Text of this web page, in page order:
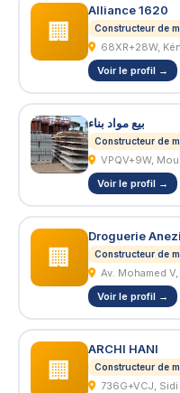
🏢
Alliance 1620
Constructeur de
68XR+28W,
Voir le profil →
بيع مواد بناء
Constructeur de
VPQV+9W,
Voir le profil →
🏢
Droguerie Anezi
Constructeur de
Av. Mohamed
Voir le profil →
🏢
ARCHI HANI
Constructeur de
736G+VCJ,